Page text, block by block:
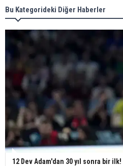
Bu Kategorideki Diğer Haberler
12 Dev Adam'dan 30 yıl sonra bir ilk!